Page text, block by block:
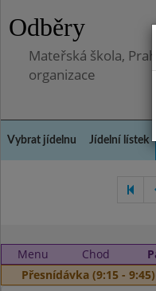
Odběry
Mateřská škola,
organizace
Vybrat jídelnu Jídelní lístek
Menu Chod
Přesnídávka (9:15 - 9:45)